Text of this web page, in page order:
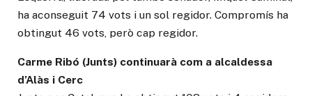
ha aconseguit 74 vots i un sol regidor. Compromís ha
obtingut 46 vots, però cap regidor.
Carme Ribó (Junts) continuarà com a alcaldessa
d’Alàs i Cerc